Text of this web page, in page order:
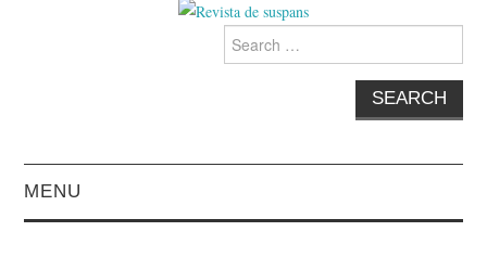
Search
for:
MENU